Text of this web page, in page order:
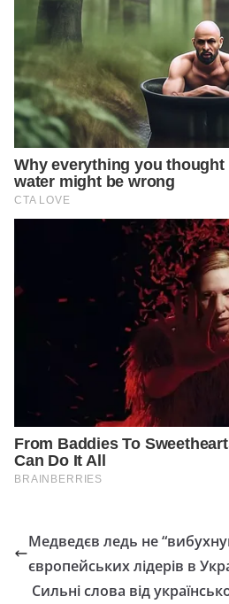
Медведєв ледь не
європейських лідерів в
Сильні слова від